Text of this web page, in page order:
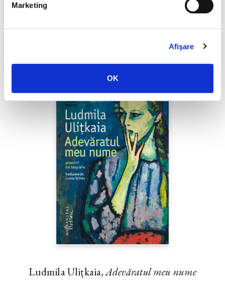
Marketing
Afişare
OK
Shiva Rahbaran, Numele meu e Nevinovăție
Ludmila Ulițkaia,Adevăratul meu nume